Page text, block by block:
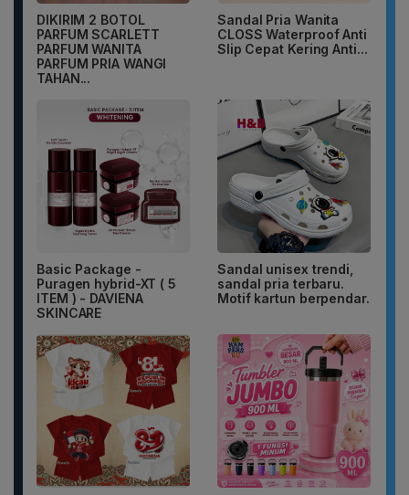
DIKIRIM 2 BOTOL
PARFUM SCARLETT
PARFUM WANITA
PARFUM PRIA WANGI
TAHAN...
Sandal Pria Wanita
CLOSS Waterproof Anti
Slip Cepat Kering Anti...
Basic Package -
Puragen hybrid-XT ( 5
ITEM ) - DAVIENA
SKINCARE
Sandal unisex trendi,
sandal pria terbaru.
Motif kartun berpendar.